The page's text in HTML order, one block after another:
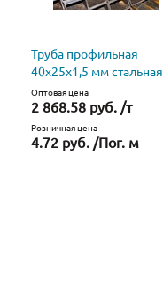
Труба профильная
40x25x1,5 мм стальная
Оптовая цена
2 868.58 руб. /т
Розничная цена
4.72 руб. /Пог. м